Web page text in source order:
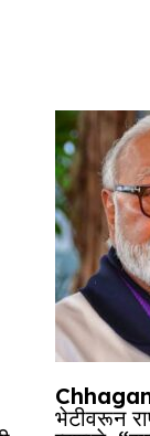
Chhagan
भेटीवरून